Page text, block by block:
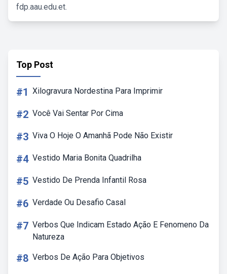
fdp.aau.edu.et.
Top Post
#1 Xilogravura Nordestina Para Imprimir
#2 Você Vai Sentar Por Cima
#3 Viva O Hoje O Amanhã Pode Não Existir
#4 Vestido Maria Bonita Quadrilha
#5 Vestido De Prenda Infantil Rosa
#6 Verdade Ou Desafio Casal
#7 Verbos Que Indicam Estado Ação E Fenomeno Da
Natureza
#8 Verbos De Ação Para Objetivos